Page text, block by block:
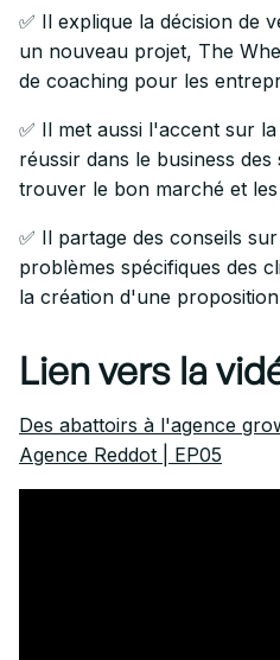
✅ Il explique la décision de
un nouveau projet, The
de coaching pour les
✅ Il met aussi l'accent sur
réussir dans le business
trouver le bon marché et
✅ Il partage des conseils
problèmes spécifiques des
la création d'une
Lien vers la
Des abattoirs à l'agence
Agence Reddot | EP05